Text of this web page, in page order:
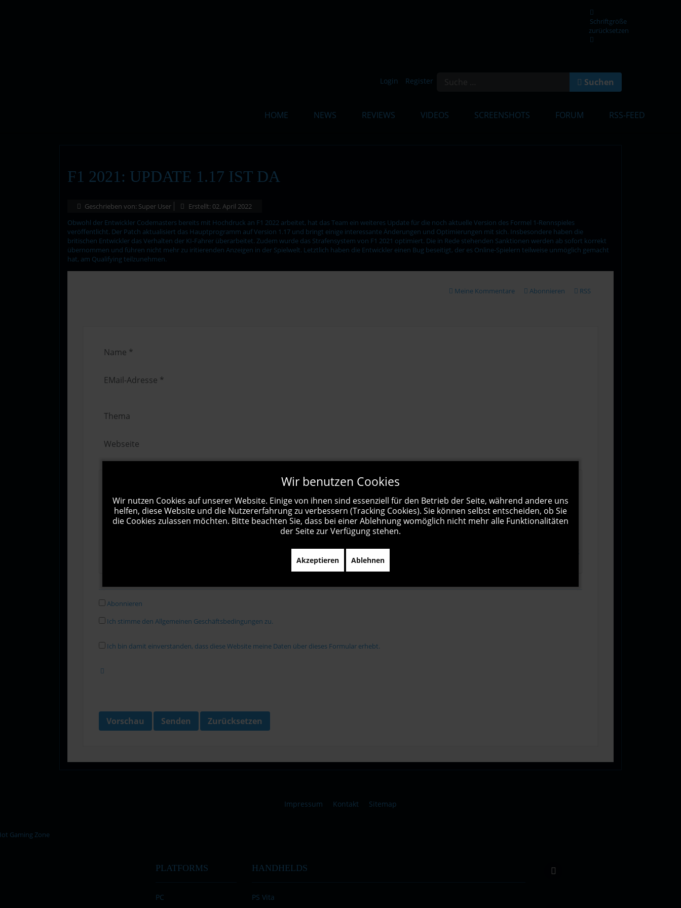
Schriftgröße
zurücksetzen
Login Register Suchen
HOME NEWS REVIEWS VIDEOS SCREENSHOTS FORUM RSS-FEED
F1 2021: UPDATE 1.17 IST DA
Geschrieben von: Super User
Erstellt: 02. April 2022
Obwohl der Entwickler Codemasters bereits mit Hochdruck an F1 2022 arbeitet, hat das Team ein weiteres Update für die noch aktuelle Version des Formel 1-Rennspieles
veröffentlicht. Der Patch aktualisiert das Hauptprogramm auf Version 1.17 und bringt einige interessante Änderungen und Optimierungen mit sich. Insbesondere haben die
britischen Entwickler das Verhalten der KI-Fahrer überarbeitet. Zudem wurde das Strafensystem von F1 2021 optimiert. Die in Rede stehenden Sanktionen werden ab sofort korrekt
übernommen und führen nicht mehr zu iritierenden Anzeigen in der Spielwelt. Letztlich haben die Entwickler einen Bug beseitigt, der es Online-Spielern teilweise unmöglich gemacht
hat, am Qualifying teilzunehmen.
Meine Kommentare Abonnieren RSS
Zeichen übrig
Abonnieren
Ich stimme den Allgemeinen Geschäftsbedingungen zu.
Ich bin damit einverstanden, dass diese Website meine Daten über dieses Formular erhebt.
Vorschau Senden Zurücksetzen
Impressum Kontakt Sitemap
PLATFORMS
PC
HANDHELDS
PS Vita
Wir benutzen Cookies
Wir nutzen Cookies auf unserer Website. Einige von ihnen sind essenziell für den Betrieb der Seite, während andere uns
helfen, diese Website und die Nutzererfahrung zu verbessern (Tracking Cookies). Sie können selbst entscheiden, ob Sie
die Cookies zulassen möchten. Bitte beachten Sie, dass bei einer Ablehnung womöglich nicht mehr alle Funktionalitäten
der Seite zur Verfügung stehen.
Akzeptieren Ablehnen